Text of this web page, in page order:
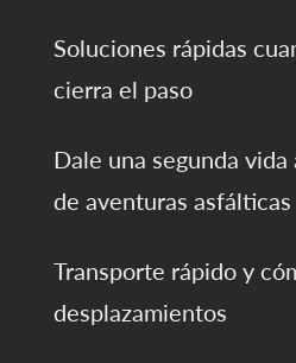
Soluciones rápidas
cierra el paso
Dale una segunda
de aventuras asfálticas
Transporte rápido y
desplazamientos